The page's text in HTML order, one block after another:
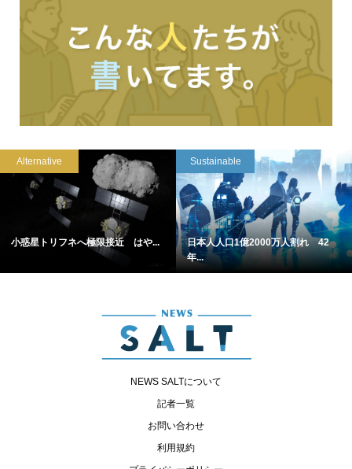
Alternative
小惑星トリフネへ極限接近 はや...
Sustainable
日本人人口1億2000万人割れ 42
年...
NEWS SALTについて
記者一覧
お問い合わせ
利用規約